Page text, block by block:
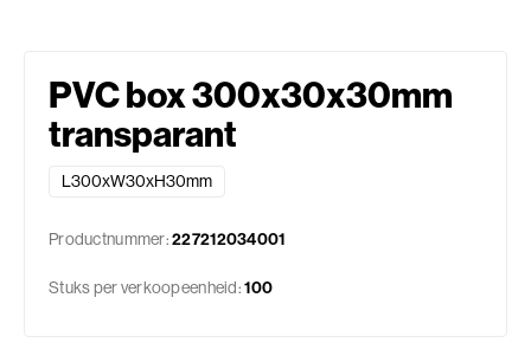
PVC box 300x30x30mm
transparant
L300xW30xH30mm
Productnummer:227212034001
Stuks per verkoopeenheid:100